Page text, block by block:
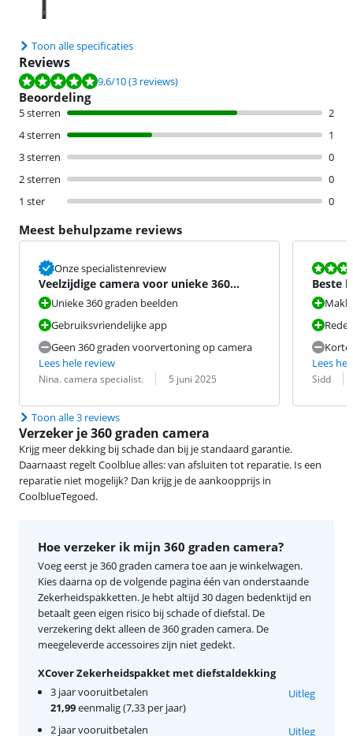
Toon alle specificaties
Reviews
Beoordeling is 9,6 van de 10, gebaseerd op 3 reviews.
9,6/10(3 reviews)
Beoordeling
5 sterren
2
4 sterren
1
3 sterren
0
2 sterren
0
1 ster
0
Meest behulpzame reviews
Onze specialistenreview
Veelzijdige camera voor unieke 360
graden beelden
Unieke 360 graden beelden
Gebruiksvriendelijke app
Geen 360 graden voorvertoning op camera
Lees hele review
Beoordeling door:
Nina. camera specialist.
Datum: 5 juni 2025
Beste
Lees
Sidd
Datum:
Toon alle 3 reviews
Verzeker je 360 graden camera
Krijg meer dekking bij schade dan bij je standaard garantie.
Daarnaast regelt Coolblue alles: van afsluiten tot reparatie. Is een
reparatie niet mogelijk? Dan krijg je de aankoopprijs in
CoolblueTegoed.
Hoe verzeker ik mijn 360 graden camera?
Voeg eerst je 360 graden camera toe aan je winkelwagen.
Kies daarna op de volgende pagina één van onderstaande
Zekerheidspakketten. Je hebt altijd 30 dagen bedenktijd en
betaalt geen eigen risico bij schade of diefstal. De
verzekering dekt alleen de 360 graden camera. De
meegeleverde accessoires zijn niet gedekt.
XCover Zekerheidspakket met diefstaldekking
3 jaar vooruitbetalen
21,99eenmalig (7,33 per jaar)
Uitleg
2 jaar vooruitbetalen Uitleg